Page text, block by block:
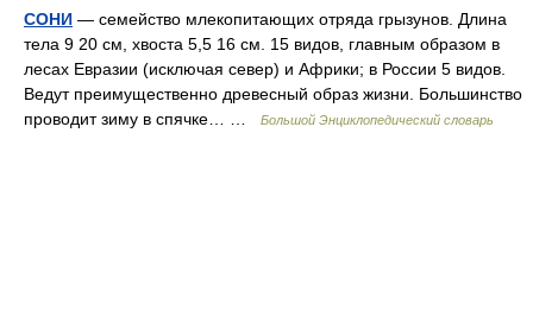
СОНИ — семейство млекопитающих отряда грызунов. Длина
тела 9 20 см, хвоста 5,5 16 см. 15 видов, главным образом в
лесах Евразии (исключая север) и Африки; в России 5 видов.
Ведут преимущественно древесный образ жизни. Большинство
проводит зиму в спячке… …
Большой Энциклопедический словарь